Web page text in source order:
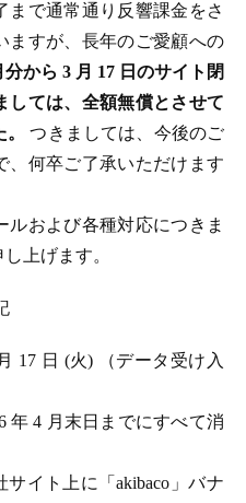
まで通常通り反響課金をさ
ますが、長年のご愛顧への
分から 3 月 17 日のサイト閉
しては、全額無償とさせて
。つきましては、今後のご
、何卒ご了承いただけます
および各種対応につきま
上げます。
17 日 (火) （データ受け入
年 4 月末日までにすべて消
サイト上に「akibaco」バナ